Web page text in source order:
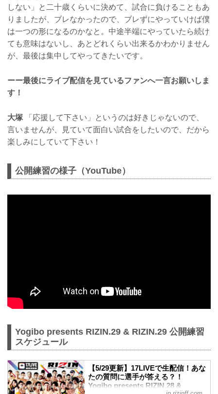
しない」と二十歳くらいに決めて、試合に負けることもあ
りましたが、ブレなかったので、ブレずにやっていけば僕
は一つの形になるのかなと。中途半端にやっていたら続け
ても意味はないし、あとどれくらい出来るかわかりません
が、最後は集中してやってきたいです。
ーー最後にライブ配信を見ているファンへ一言お願いしま
す！
大塚 「応援して下さい」というのは好きじゃないので、
言いませんが、見ていて面白い試合をしたいので、だから
楽しみにしていて下さい！
公開練習の様子（YouTube）
Yogibo presents RIZIN.29 & RIZIN.29 公開練習
スケジュール
【5/29更新】17LIVEで生配信！あな
たの質問に選手が答える？！
Yogibo presents RIZIN.28 &